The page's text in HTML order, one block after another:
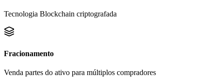
Tecnologia Blockchain criptografada
Fracionamento
Venda partes do ativo para múltiplos compradores